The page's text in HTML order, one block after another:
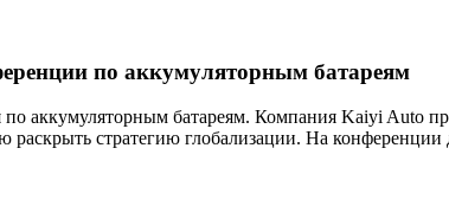
по аккумуляторным батареям
аккумуляторным батареям. Компания Kaiyi Auto
стратегию глобализации. На